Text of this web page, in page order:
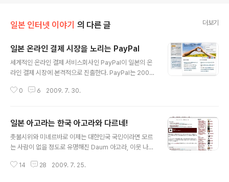
일본 인터넷 이야기 의 다른 글 더보기
일본 온라인 결제 시장을 노리는 PayPal
세계적인 온라인 결제 서비스회사인 PayPal이 일본의 온
라인 결제 시장에 본격적으로 진출한다. PayPal는 2002
7년에는 일본어 사이트를 운영하면서 일본의 상품이나 콘
반을 다져왔다. 일본 국회는 6월 17일 자금 결제법(자금 결
제에 관한 법률)을 가결, 1년 이내에 시행하기로 결정하였
다. 일본의 현행법상에서는 은행만이 송금 등의 거래를 할
금 이동업자로 등록만 하면 소액(상한선은 50만 엔에서 1
0 6 2009. 7. 30.
일본 아고라는 한국 아고라와 다르네!
촛불시위와 미네르바로 이제는 대한민국 국민이라면 모르
는 사람이 없을 정도로 유명해진 Daum 아고라, 이웃 나라
서 한국 아고라와는 다르다. 한국의 아고라가 게시판 형태
14 28 2009. 7. 25.